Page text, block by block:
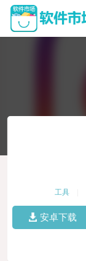
工具
安卓下载